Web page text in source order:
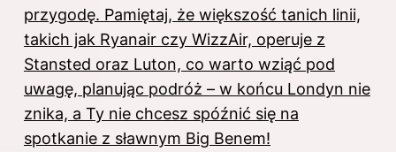
przygodę. Pamiętaj, że większość tanich linii,
takich jak Ryanair czy WizzAir, operuje z
Stansted oraz Luton, co warto wziąć pod
uwagę, planując podróż – w końcu Londyn nie
znika, a Ty nie chcesz spóźnić się na
spotkanie z sławnym Big Benem!